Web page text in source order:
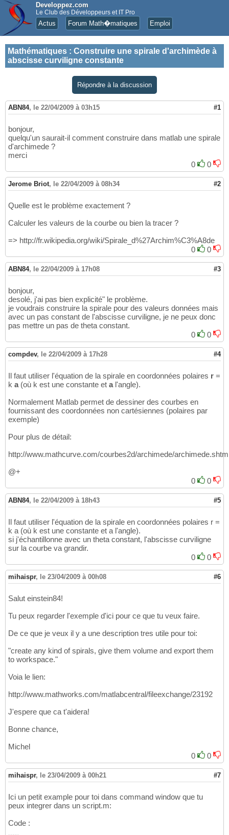
Developpez.com
Le Club des Développeurs et IT Pro
Actus Forum Math�matiques Emploi
Mathématiques : Construire une spirale d'archimède à
abscisse curviligne constante
Répondre à la discussion
ABN84, le 22/04/2009 à 03h15 #1
bonjour,
quelqu'un saurait-il comment construire dans matlab une spirale
d'archimede ?
merci
0
0
Jerome Briot, le 22/04/2009 à 08h34 #2
Quelle est le problème exactement ?
Calculer les valeurs de la courbe ou bien la tracer ?
=> http://fr.wikipedia.org/wiki/Spirale_d%27Archim%C3%A8de
0
0
ABN84, le 22/04/2009 à 17h08 #3
bonjour,
desolé, j'ai pas bien explicité" le problème.
je voudrais construire la spirale pour des valeurs données mais
avec un pas constant de l'abscisse curviligne, je ne peux donc
pas mettre un pas de theta constant.
0
0
compdev, le 22/04/2009 à 17h28 #4
Il faut utiliser l'équation de la spirale en coordonnées polaires r =
k a(où k est une constante et al'angle).
Normalement Matlab permet de dessiner des courbes en
fournissant des coordonnées non cartésiennes (polaires par
exemple)
Pour plus de détail:
http://www.mathcurve.com/courbes2d/archimede/
@+
0
0
ABN84, le 22/04/2009 à 18h43 #5
Il faut utiliser l'équation de la spirale en coordonnées polaires r =
k a (où k est une constante et a l'angle).
si j'échantillonne avec un theta constant, l'abscisse curviligne
sur la courbe va grandir.
0
0
mihaispr, le 23/04/2009 à 00h08 #6
Salut einstein84!
Tu peux regarder l'exemple d'ici pour ce que tu veux faire.
De ce que je veux il y a une description tres utile pour toi:
"create any kind of spirals, give them volume and export them
to workspace."
Voia le lien:
http://www.mathworks.com/matlabcentral/fileexchange/23192
J'espere que ca t'aidera!
Bonne chance,
Michel
0
0
mihaispr, le 23/04/2009 à 00h21 #7
Ici un petit example pour toi dans command window que tu
peux integrer dans un script.m:
Code :